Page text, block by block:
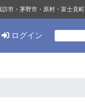
ログイン
市・茅野市・原村・富士見町